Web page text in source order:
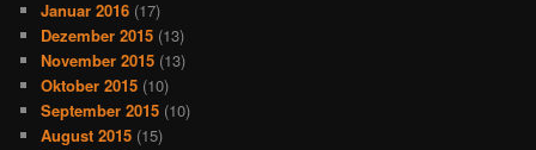
Januar 2016 (17)
Dezember 2015 (13)
November 2015 (13)
Oktober 2015 (10)
September 2015 (10)
August 2015 (15)